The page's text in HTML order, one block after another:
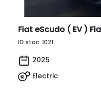
Fiat eScudo ( EV )
ID stoc: 1021
2025
Electric